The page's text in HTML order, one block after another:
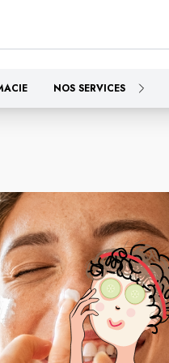
NOS SERVICES